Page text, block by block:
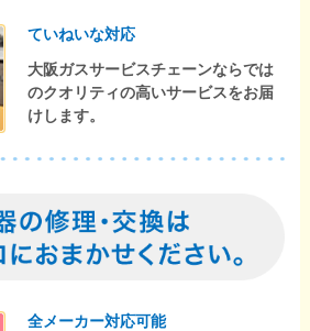
ていねいな対応
大阪ガスサービスチェーンならでは
のクオリティの高いサービスをお届
けします。
全メーカー対応可能